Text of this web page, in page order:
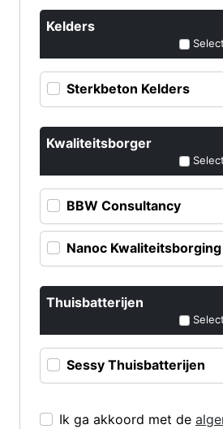
Kelders
Sterkbeton Kelders
Kwaliteitsborger
BBW Consultancy
Nanoc Kwaliteitsborging
Thuisbatterijen
Sessy Thuisbatterijen
Ik ga akkoord met de